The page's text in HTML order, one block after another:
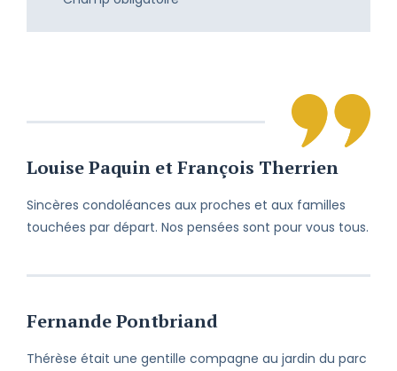
En ces moments pénibles, je tiens à
chagrin.
Malgré les kilomètres qui nous
séparent, je vous prie de bien vouloir
Je suis avec vous chaque jour et
chaque instant. Vous pourrez toujours
Louise Paquin et François Therrien
Sincères condoléances aux proches et aux familles
touchées par départ. Nos pensées sont pour vous tous.
Fernande Pontbriand
Thérèse était une gentille compagne au jardin du parc